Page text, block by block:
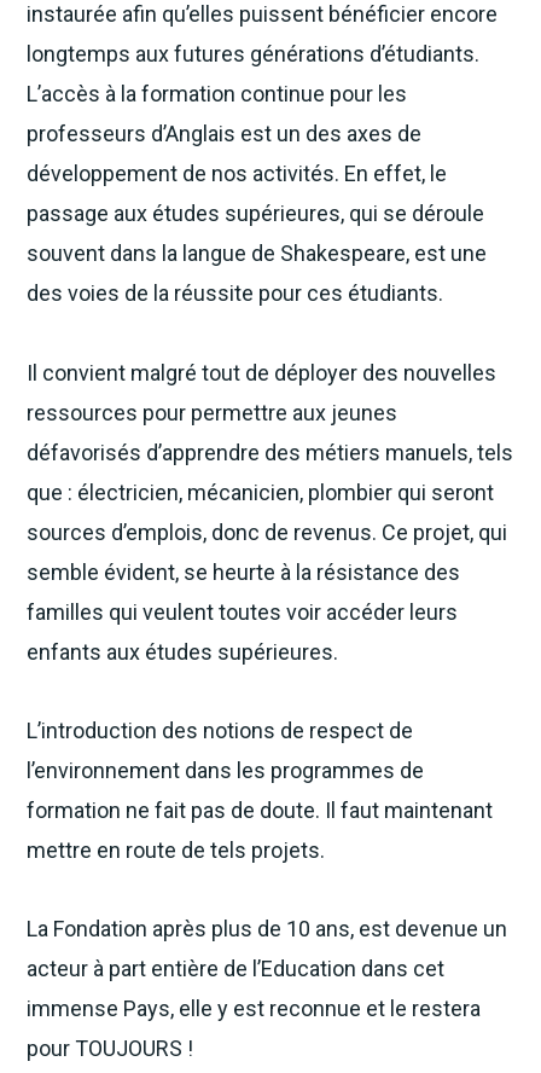
instaurée afin qu’elles puissent bénéficier encore
longtemps aux futures générations d’étudiants.
L’accès à la formation continue pour les
professeurs d’Anglais est un des axes de
développement de nos activités. En effet, le
passage aux études supérieures, qui se déroule
souvent dans la langue de Shakespeare, est une
des voies de la réussite pour ces étudiants.
Il convient malgré tout de déployer des nouvelles
ressources pour permettre aux jeunes
défavorisés d’apprendre des métiers manuels, tels
que : électricien, mécanicien, plombier qui seront
sources d’emplois, donc de revenus. Ce projet, qui
semble évident, se heurte à la résistance des
familles qui veulent toutes voir accéder leurs
enfants aux études supérieures.
L’introduction des notions de respect de
l’environnement dans les programmes de
formation ne fait pas de doute. Il faut maintenant
mettre en route de tels projets.
La Fondation après plus de 10 ans, est devenue un
acteur à part entière de l’Education dans cet
immense Pays, elle y est reconnue et le restera
pour TOUJOURS !